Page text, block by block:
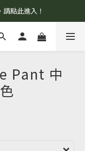
請見諒！
點此進入！
見諒！
Pant 中